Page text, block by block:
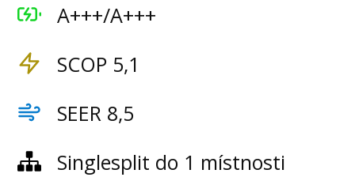
A+++/A+++
SCOP 5,1
SEER 8,5
Singlesplit do 1 místnosti